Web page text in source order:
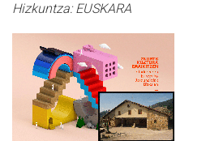
Hizkuntza:EUSKARA